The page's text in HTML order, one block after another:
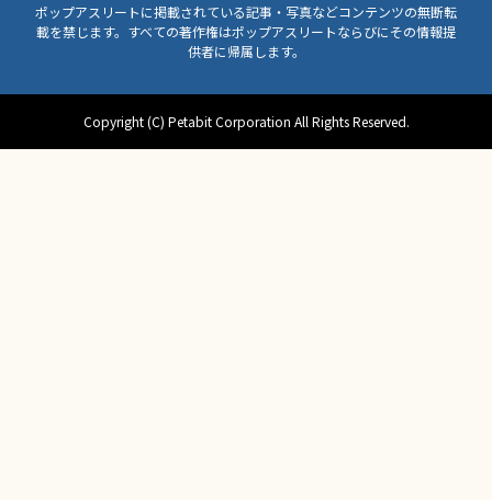
ポップアスリートに掲載されている記事・写真などコンテンツの無断転
載を禁じます。すべての著作権はポップアスリートならびにその情報提
供者に帰属します。
Copyright (C) Petabit Corporation All Rights Reserved.